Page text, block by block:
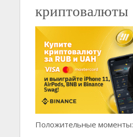
криптовалюты
Положительные моменты: